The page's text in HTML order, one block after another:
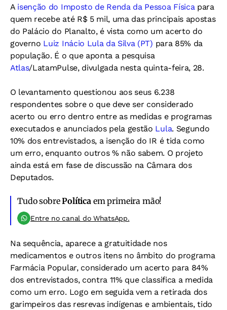
A isenção do Imposto de Renda da Pessoa Físicapara
quem recebe até R$ 5 mil, uma das principais apostas
do Palácio do Planalto, é vista como um acerto do
governo Luiz Inácio Lula da Silva (PT) para 85% da
população. É o que aponta a pesquisa
Atlas/LatamPulse, divulgada nesta quinta-feira, 28.
O levantamento questionou aos seus 6.238
respondentes sobre o que deve ser considerado
acerto ou erro dentro entre as medidas e programas
executados e anunciados pela gestão Lula. Segundo
10% dos entrevistados, a isenção do IR é tida como
um erro, enquanto outros % não sabem. O projeto
ainda está em fase de discussão na Câmara dos
Deputados.
Tudo sobrePolíticaem primeira mão!
Entre no canal do WhatsApp.
Na sequência, aparece a gratuitidade nos
medicamentos e outros itens no âmbito do programa
Farmácia Popular, considerado um acerto para 84%
dos entrevistados, contra 11% que classifica a medida
como um erro. Logo em seguida vem a retirada dos
garimpeiros das resrevas indígenas e ambientais, tido